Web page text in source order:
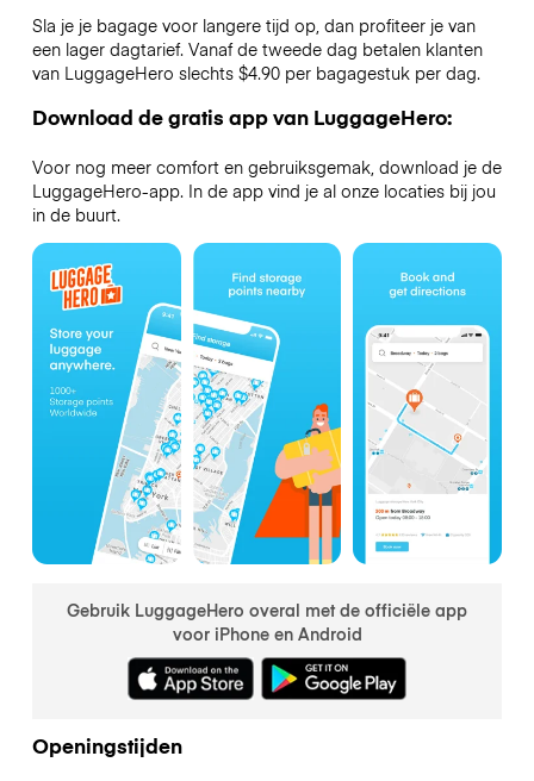
Sla je je bagage voor langere tijd op, dan profiteer je van
een lager dagtarief. Vanaf de tweede dag betalen klanten
van LuggageHero slechts $4.90 per bagagestuk per dag.
Download de gratis app van LuggageHero:
Voor nog meer comfort en gebruiksgemak, download je de
LuggageHero-app. In de app vind je al onze locaties bij jou
in de buurt.
Gebruik LuggageHero overal met de officiële app
voor iPhone en Android
Openingstijden